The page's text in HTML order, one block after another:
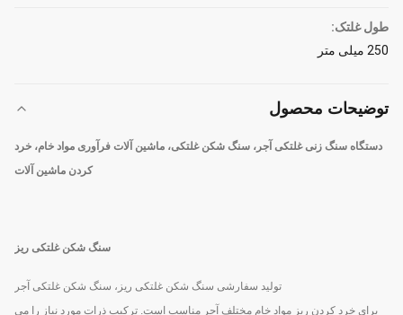
طول غلتک:
250 میلی متر
توضیحات محصول
دستگاه سنگ زنی غلتکی آجر، سنگ شکن غلتکی، ماشین آلات فرآوری مواد خام، خرد
کردن ماشین آلات
سنگ شکن غلتکی ریز
تولید سفارشی سنگ شکن غلتکی ریز، سنگ شکن غلتکی آجر
برای خرد کردن ریز مواد خام مختلف آجر مناسب است. ترکیب ذرات مورد نیاز را می